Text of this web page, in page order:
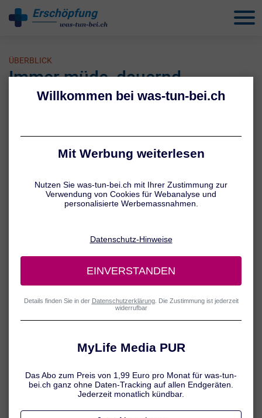
Erschöpfungbehandeln
ÜBERBLICK
Immer müde, dauernd
schlapp?
passieren und ist kein Anlass zur Sorge. Wer allerdings immer
ergreifen. Denn in den meisten Fällen lassen sich die Auslöser für
Müdigkeit gut in den Griff bekommen.
Müdigkeit: Ursachen & Symptome
Zu wenig Schlaf macht müde – das ist klar! Doch auch Stress,